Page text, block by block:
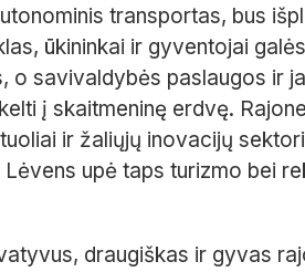
transportas, bus
ūkininkai ir gyventojai
o savivaldybės paslaugos ir
į skaitmeninę erdvę.
ir žaliųjų inovacijų
upė taps turizmo bei
draugiškas ir gyvas